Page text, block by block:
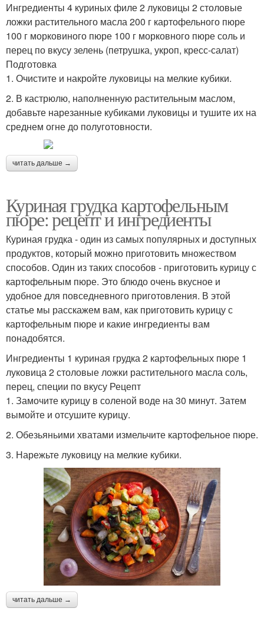
Ингредиенты 4 куриных филе 2 луковицы 2 столовые
ложки растительного масла 200 г картофельного пюре
100 г морковиного пюре 100 г морковного пюре соль и
перец по вкусу зелень (петрушка, укроп, кресс-салат)
Подготовка
1. Очистите и накройте луковицы на мелкие кубики.
2. В кастрюлю, наполненную растительным маслом,
добавьте нарезанные кубиками луковицы и тушите их на
среднем огне до полуготовности.
читать дальше →
Куриная грудка картофельным
пюре: рецепт и ингредиенты
Куриная грудка - один из самых популярных и доступных
продуктов, который можно приготовить множеством
способов. Один из таких способов - приготовить курицу с
картофельным пюре. Это блюдо очень вкусное и
удобное для повседневного приготовления. В этой
статье мы расскажем вам, как приготовить курицу с
картофельным пюре и какие ингредиенты вам
понадобятся.
Ингредиенты 1 куриная грудка 2 картофельных пюре 1
луковица 2 столовые ложки растительного масла соль,
перец, специи по вкусу Рецепт
1. Замочите курицу в соленой воде на 30 минут. Затем
вымойте и отсушите курицу.
2. Обезьяньими хватами измельчите картофельное пюре.
3. Нарежьте луковицу на мелкие кубики.
читать дальше →